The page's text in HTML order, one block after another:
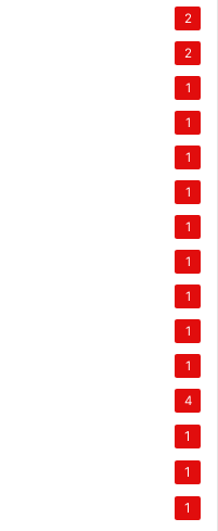
2
2
1
1
1
1
1
1
1
1
1
4
1
1
1